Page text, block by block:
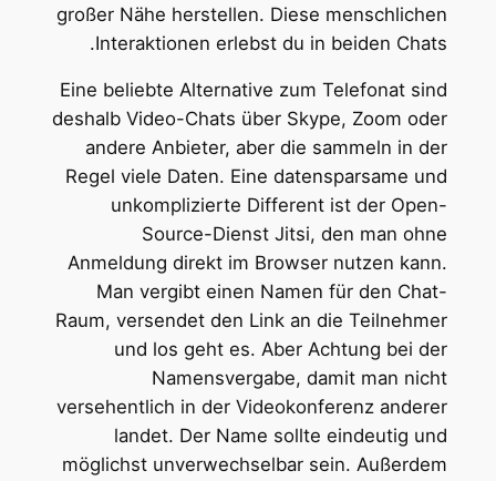
großer Nähe herstellen. Diese menschlichen
Interaktionen erlebst du in beiden Chats.
Eine beliebte Alternative zum Telefonat sind
deshalb Video-Chats über Skype, Zoom oder
andere Anbieter, aber die sammeln in der
Regel viele Daten. Eine datensparsame und
unkomplizierte Different ist der Open-
Source-Dienst Jitsi, den man ohne
Anmeldung direkt im Browser nutzen kann.
Man vergibt einen Namen für den Chat-
Raum, versendet den Link an die Teilnehmer
und los geht es. Aber Achtung bei der
Namensvergabe, damit man nicht
versehentlich in der Videokonferenz anderer
landet. Der Name sollte eindeutig und
möglichst unverwechselbar sein. Außerdem